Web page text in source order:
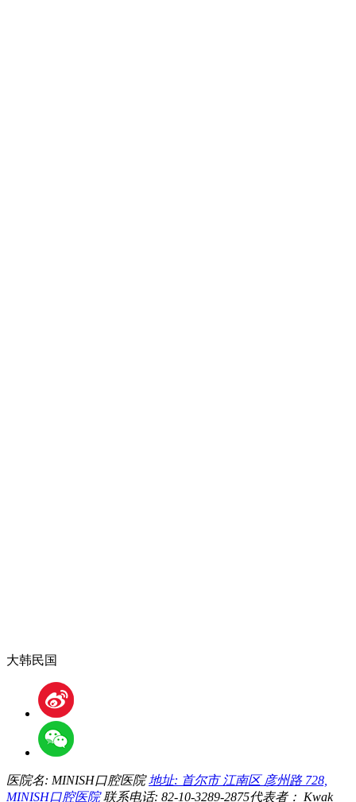
大韩民国
医院名: MINISH口腔医院 地址: 首尔市 江南区 彦州路 728,
MINISH口腔医院联系电话: 82-10-3289-2875代表者： Kwak